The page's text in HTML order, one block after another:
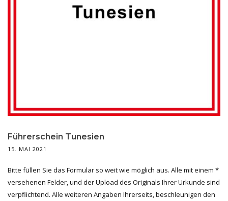
Führerschein Tunesien
15. MAI 2021
Bitte füllen Sie das Formular so weit wie möglich aus. Alle mit einem *
versehenen Felder, und der Upload des Originals Ihrer Urkunde sind
verpflichtend. Alle weiteren Angaben Ihrerseits, beschleunigen den